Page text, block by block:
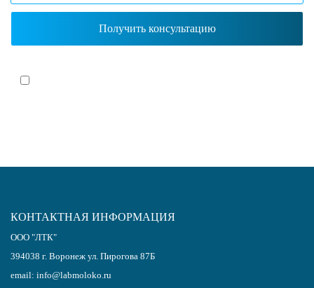
КОНТАКТНАЯ ИНФОРМАЦИЯ
ООО "ЛТК"
394038 г. Воронеж ул. Пирогова 87Б
email: info@labmoloko.ru